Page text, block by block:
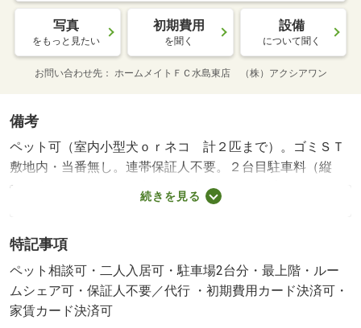
写真
をもっと見たい
初期費用
を聞く
設備
について聞く
お問い合わせ先 ホームメイトＦＣ水島東店 （株）アクシアワン
備考
ペット可（室内小型犬ｏｒネコ 計２匹まで）。ゴミＳＴ
敷地内・当番無し。連帯保証人不要。２台目駐車料（縦
列）込み。ペット可（室内小型犬ｏｒネコ 計２匹ま
で）。ゴミＳＴ敷地内・当番無し。連帯保証人不要。・賃
０円 毎月保証料家賃総額の２．５％）・維持費等：ｒｕ
ｕｍサポート１，９８０円／月・他交通手段：本四備讃線
児島駅バス２５分ＪＲ上の町駅停歩９分・当店ならではの
キャンペーン♪お申し込みいただいた全ての方に、【引越し
続きを見る
特記事項
ペット相談可・二人入居可・駐車場2台分・最上階・ルー
ムシェア可・保証人不要／代行 ・初期費用カード決済可・
家賃カード決済可